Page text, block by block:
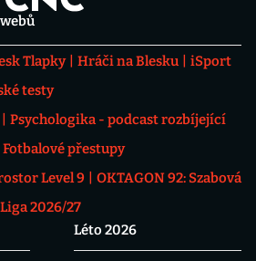
Tlapky Hráči na Blesku
iSport
testy
Psychologika - podcast rozbíjející
Fotbalové přestupy
Level 9
OKTAGON 92: Szabová
2026/27
Léto 2026